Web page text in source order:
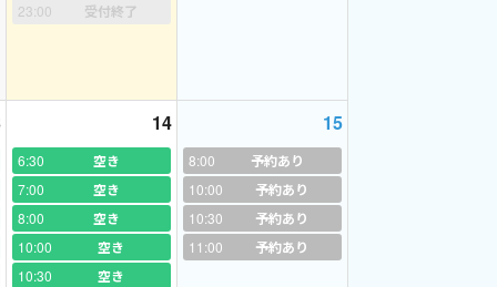
しております。ご相談下さい。
した。彼女の夢は大好きなビートルズの出身国
。手に届く夢は絶対叶えなきゃ！と励まし続
帰国後、目一杯の笑顔で旅の報告をしてくれま
泣いちゃった。」私も自分のことのように嬉し
せたと思います。
23:00 受付終了
14
6:30 空き
7:00 空き
8:00 空き
10:00 空き
10:30 空き
15
8:00 予約あり
10:00 予約あり
10:30 予約あり
11:00 予約あり